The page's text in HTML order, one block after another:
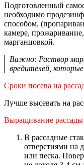
Подготовленный
необходимо
способом,
камере,
марганцовкой.
Важно: Раствор
вредителей,
Сроки посева на
Лучше высевать на
Выращивание рассады
В рассадные
отверстиями на
или песка.